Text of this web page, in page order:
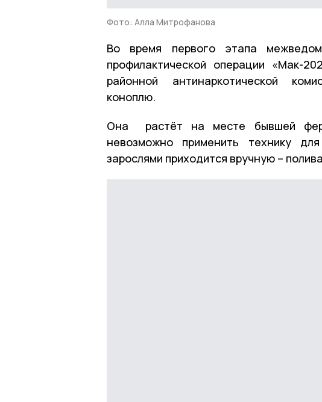
Фото: Алла Митрофанова
Во время первого этапа
профилактической операции «Мак-
районной антинаркотической
коноплю.
Она растёт на месте бывшей
невозможно применить технику
зарослями приходится вручную –